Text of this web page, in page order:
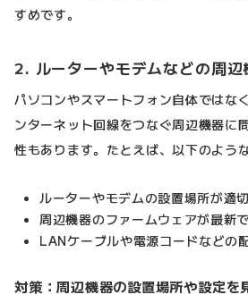
すめです。
2. ルーターやモデムなどの周辺
パソコンやスマートフォン自体ではな
ンターネット回線をつなぐ周辺機器に
性もあります。たとえば、以下のよう
ルーターやモデムの設置場所が適
周辺機器のファームウェアが最新
LANケーブルや電源コードなどの
対策：周辺機器の設置場所や設定を